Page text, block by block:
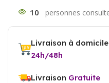
10
Livraison à domicile
24h/48h
Livraison Gratuite